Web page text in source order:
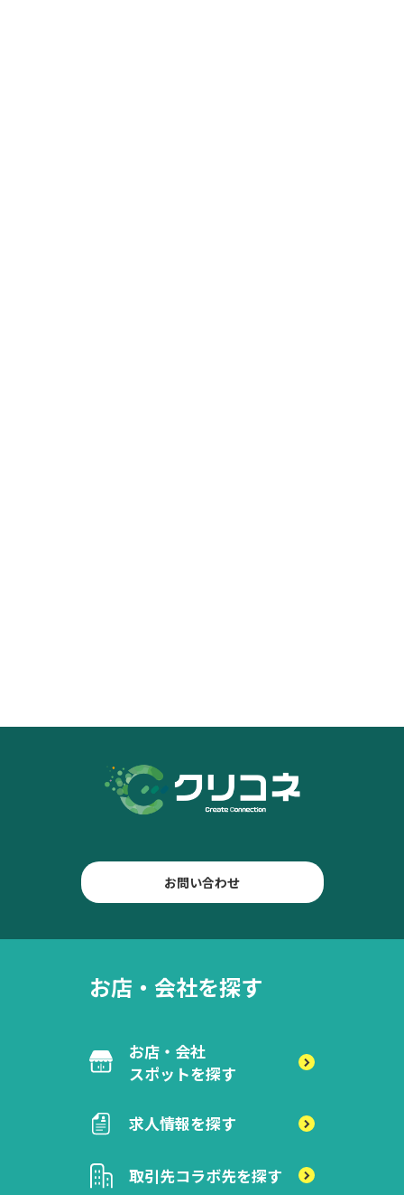
お問い合わせ
お店・会社を探す
お店・会社
スポットを探す
求人情報を探す
取引先コラボ先を探す